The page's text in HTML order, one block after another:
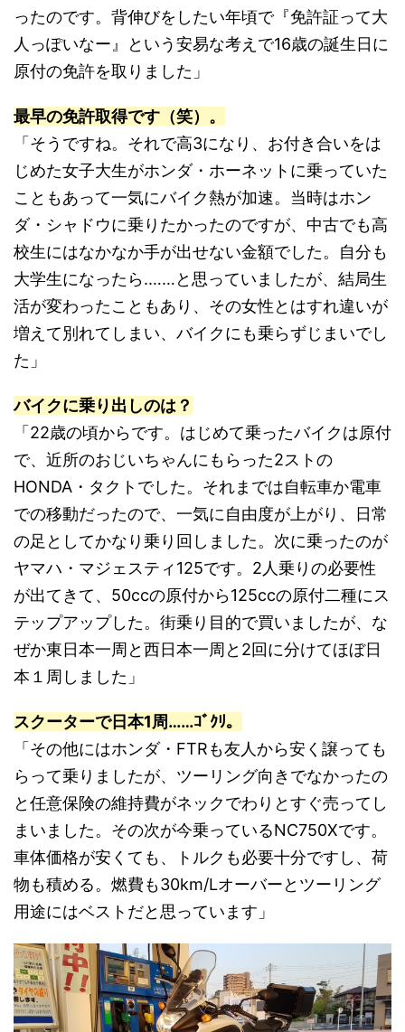
ったのです。背伸びをしたい年頃で『免許証って大
人っぽいなー』という安易な考えで16歳の誕生日に
原付の免許を取りました」
最早の免許取得です（笑）。
「そうですね。それで高3になり、お付き合いをは
じめた女子大生がホンダ・ホーネットに乗っていた
こともあって一気にバイク熱が加速。当時はホン
ダ・シャドウに乗りたかったのですが、中古でも高
校生にはなかなか手が出せない金額でした。自分も
大学生になったら.……と思っていましたが、結局生
活が変わったこともあり、その女性とはすれ違いが
増えて別れてしまい、バイクにも乗らずじまいでし
た」
バイクに乗り出しのは？
「22歳の頃からです。はじめて乗ったバイクは原付
で、近所のおじいちゃんにもらった2ストの
HONDA・タクトでした。それまでは自転車か電車
での移動だったので、一気に自由度が上がり、日常
の足としてかなり乗り回しました。次に乗ったのが
ヤマハ・マジェスティ125です。2人乗りの必要性
が出てきて、50ccの原付から125ccの原付二種にス
テップアップした。街乗り目的で買いましたが、な
ぜか東日本一周と西日本一周と2回に分けてほぼ日
本１周しました」
スクーターで日本1周……ｺﾞｸﾘ。
「その他にはホンダ・FTRも友人から安く譲っても
らって乗りましたが、ツーリング向きでなかったの
と任意保険の維持費がネックでわりとすぐ売ってし
まいました。その次が今乗っているNC750Xです。
車体価格が安くても、トルクも必要十分ですし、荷
物も積める。燃費も30km/Lオーバーとツーリング
用途にはベストだと思っています」